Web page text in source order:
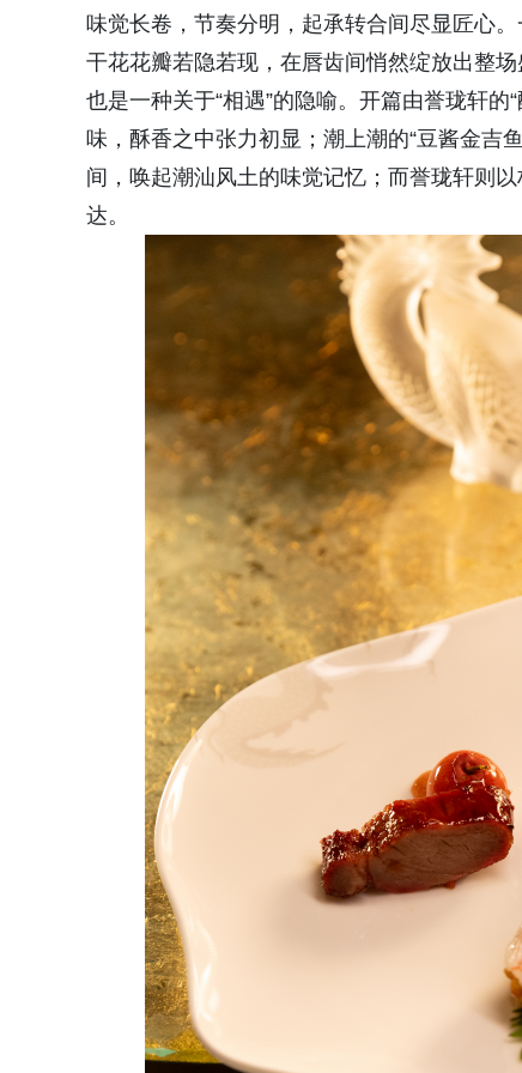
味觉长卷，节奏分明，起承转合间尽显匠心
干花花瓣若隐若现，在唇齿间悄然绽放出整
也是一种关于“相遇”的隐喻。开篇由誉珑轩
味，酥香之中张力初显；潮上潮的“豆酱金吉
间，唤起潮汕风土的味觉记忆；而誉珑轩则
达。